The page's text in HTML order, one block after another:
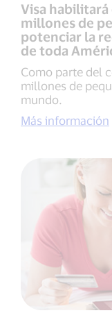
Visa
millones de
potenciar la
de toda
Como parte del
millones de
mundo.
Más información